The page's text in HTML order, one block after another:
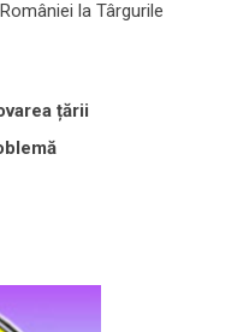
la Târgurile
țării